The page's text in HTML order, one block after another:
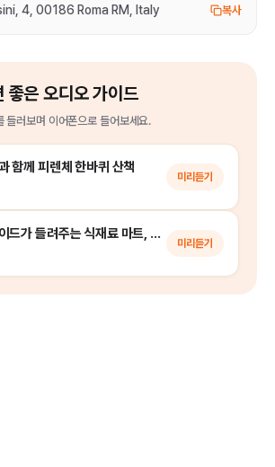
4, 00186 Roma RM, Italy 복사
좋은 오디오 가이드
들러보며 이어폰으로 들어보세요.
함께 피렌체 한바퀴 산책
미리듣기
미식가이드가 들려주는 식재료 마트, 잇탈리 (Eataly) 쇼핑의 모든 것!
미리듣기